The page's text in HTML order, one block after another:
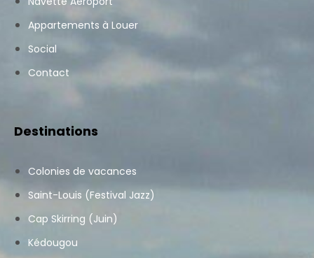
Appartements à Louer
Social
Contact
Destinations
Colonies de vacances
Saint-Louis (Festival Jazz)
Cap Skirring (Juin)
Kédougou